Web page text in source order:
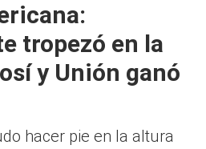
tropezó en la
y Unión ganó
hacer pie en la altura